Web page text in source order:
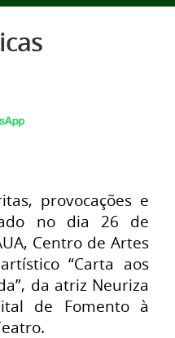
provocações e
no dia 26 de
Centro de Artes
“Carta aos
da atriz Neuriza
de Fomento à